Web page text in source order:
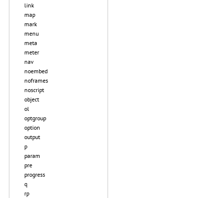
link
map
mark
menu
meta
meter
nav
noembed
noframes
noscript
object
ol
optgroup
option
output
p
param
pre
progress
q
rp